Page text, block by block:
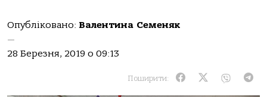
Опубліковано: Валентина Семеняк
—
28 Березня, 2019 о 09:13
Поширити: